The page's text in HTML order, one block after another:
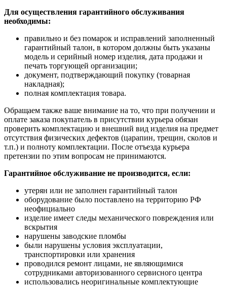
Для осуществления гарантийного обслуживания
необходимы:
правильно и без помарок и исправлений заполненный
гарантийный талон, в котором должны быть указаны
модель и серийный номер изделия, дата продажи и
печать торгующей организации;
документ, подтверждающий покупку (товарная
накладная);
полная комплектация товара.
Обращаем также ваше внимание на то, что при получении и
оплате заказа покупатель в присутствии курьера обязан
проверить комплектацию и внешний вид изделия на предмет
отсутствия физических дефектов (царапин, трещин, сколов и
т.п.) и полноту комплектации. После отъезда курьера
претензии по этим вопросам не принимаются.
Гарантийное обслуживание не производится, если:
утерян или не заполнен гарантийный талон
оборудование было поставлено на территорию РФ
неофициально
изделие имеет следы механического повреждения или
вскрытия
нарушены заводские пломбы
были нарушены условия эксплуатации,
транспортировки или хранения
проводился ремонт лицами, не являющимися
сотрудниками авторизованного сервисного центра
использовались неоригинальные комплектующие